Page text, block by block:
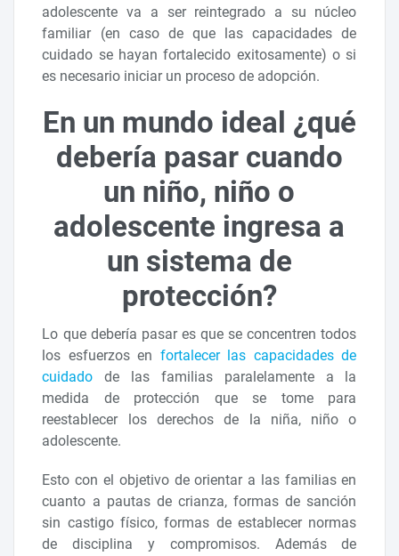
adolescente va a ser reintegrado a su núcleo
familiar (en caso de que las capacidades de
cuidado se hayan fortalecido exitosamente) o si
es necesario iniciar un proceso de adopción.
En un mundo ideal ¿qué
debería pasar cuando
un niño, niño o
adolescente ingresa a
un sistema de
protección?
Lo que debería pasar es que se concentren todos
los esfuerzos en fortalecer las capacidades de
cuidado de las familias paralelamente a la
medida de protección que se tome para
reestablecer los derechos de la niña, niño o
adolescente.
Esto con el objetivo de orientar a las familias en
cuanto a pautas de crianza, formas de sanción
sin castigo físico, formas de establecer normas
de disciplina y compromisos. Además de